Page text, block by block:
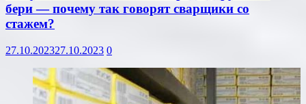
бери — почему так говорят сварщики со
стажем?
27.10.202327.10.2023 0